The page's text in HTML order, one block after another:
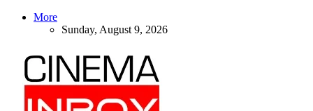
More
Sunday, August 9, 2026